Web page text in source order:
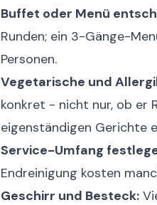
Buffet oder Menü
Runden; ein 3-Gänge-
Personen.
Vegetarische und
konkret - nicht nur, ob er
eigenständigen Gerichte
Service-Umfang
Endreinigung kosten
Geschirr und Besteck: